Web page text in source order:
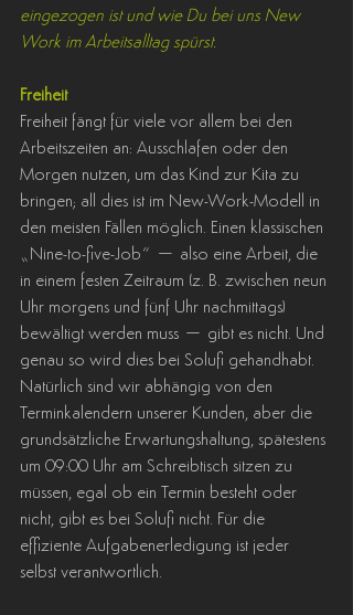
eingezogen ist und wie Du bei uns New
Work im Arbeitsalltag spürst.
Freiheit
Freiheit fängt für viele vor allem bei den
Arbeitszeiten an: Ausschlafen oder den
Morgen nutzen, um das Kind zur Kita zu
bringen; all dies ist im New-Work-Modell in
den meisten Fällen möglich. Einen klassischen
„Nine-to-five-Job“ – also eine Arbeit, die
in einem festen Zeitraum (z. B. zwischen neun
Uhr morgens und fünf Uhr nachmittags)
bewältigt werden muss – gibt es nicht. Und
genau so wird dies bei Solufi gehandhabt.
Natürlich sind wir abhängig von den
Terminkalendern unserer Kunden, aber die
grundsätzliche Erwartungshaltung, spätestens
um 09:00 Uhr am Schreibtisch sitzen zu
müssen, egal ob ein Termin besteht oder
nicht, gibt es bei Solufi nicht. Für die
effiziente Aufgabenerledigung ist jeder
selbst verantwortlich.